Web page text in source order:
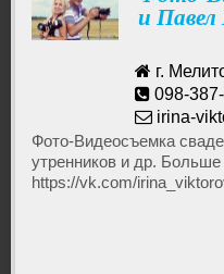
и
г.
098-
irina-
Фото-Видеосъемка
утренников и др.
https://vk.com/